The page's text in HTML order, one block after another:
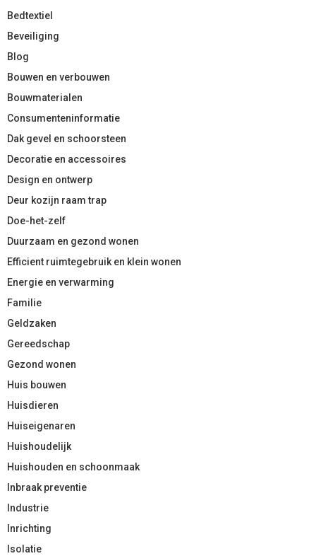
Bedtextiel
Beveiliging
Blog
Bouwen en verbouwen
Bouwmaterialen
Consumenteninformatie
Dak gevel en schoorsteen
Decoratie en accessoires
Design en ontwerp
Deur kozijn raam trap
Doe-het-zelf
Duurzaam en gezond wonen
Efficient ruimtegebruik en klein wonen
Energie en verwarming
Familie
Geldzaken
Gereedschap
Gezond wonen
Huis bouwen
Huisdieren
Huiseigenaren
Huishoudelijk
Huishouden en schoonmaak
Inbraak preventie
Industrie
Inrichting
Isolatie